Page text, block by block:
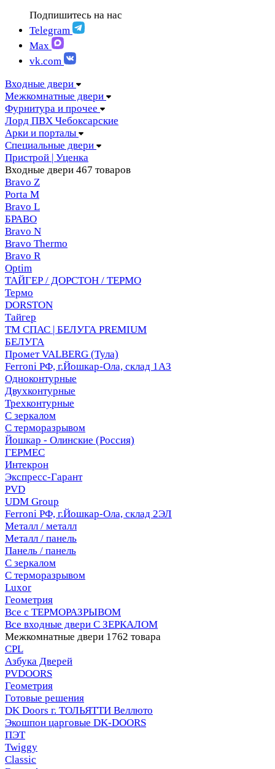
ЛОРД Чебоксары
Складные двери
Скрытые двери
FELICIA | Феличия
FUTURISTIC | Футуристик
ITALY | Италия
KANTRI | Кантри
LUMI LINE | Люми лайн
MIA MARIA | Мия Мария
MILETTI | Милетти
MODERN | Модерн
MOLLE | Молле
MONTE | Монте
PRIMA | Прима
RENAISSANCE | Ренессанс
RILIEVO | Рильево
STYLE | Стайл
TECHNO | Техно
TOCCO | ТОККО
VILLA KANTRI | Вилла кантри
Подпишитесь на нас
Telegram
Max
vk.com
Входные двери
Межкомнатные двери
Фурнитура и прочее
Лорд ПВХ Чебоксарские
Арки и порталы
Специальные двери
Пристрой | Уценка
Входные двери 467 товаров
Bravo Z
Porta М
Bravo L
БРАВО
Bravo N
Bravo Thermo
Bravo R
Optim
ТАЙГЕР / ДОРСТОН / ТЕРМО
Термо
DORSTON
Тайгер
ТМ СПАС | БЕЛУГА PREMIUM
БЕЛУГА
Промет VALBERG (Тула)
Ferroni РФ, г.Йошкар-Ола, склад 1АЗ
Одноконтурные
Двухконтурные
Трехконтурные
С зеркалом
С терморазрывом
Йошкар - Олинские (Россия)
ГЕРМЕС
Интекрон
Экспресс-Гарант
PVD
UDM Group
Ferroni РФ, г.Йошкар-Ола, склад 2ЭЛ
Металл / металл
Металл / панель
Панель / панель
С зеркалом
С терморазрывом
Luxor
Геометрия
Все с ТЕРМОРАЗРЫВОМ
Все входные двери С ЗЕРКАЛОМ
Межкомнатные двери 1762 товара
CPL
Азбука Дверей
PVDOORS
Геометрия
Готовые решения
DK Doors г. ТОЛЬЯТТИ Веллюто
Экошпон царговые DK-DOORS
ПЭТ
Twiggy
Classic